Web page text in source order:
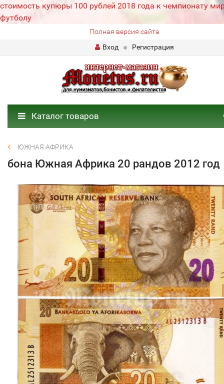
стоимость купюры 100 рублей 2018 года к чемпионату
футболу
Полная версия сайта
Вход
Регистрация
Каталог товаров
ЮЖНАЯ АФРИКА
бона Южная Африка 20 рандов 2012 год